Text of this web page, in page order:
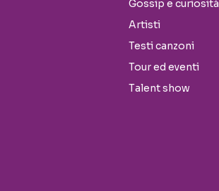
Gossip e curiosità
Artisti
Testi canzoni
Tour ed eventi
Talent show